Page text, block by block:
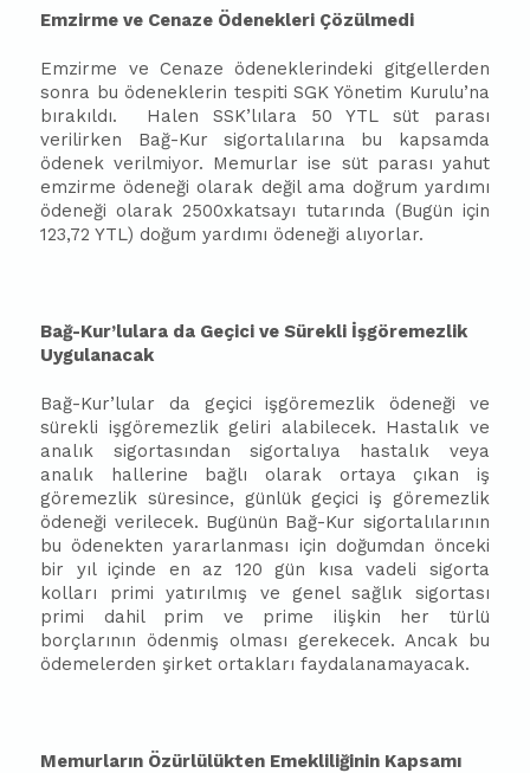
Emzirme ve Cenaze Ödenekleri Çözülmedi
Emzirme ve Cenaze ödeneklerindeki gitgellerden
sonra bu ödeneklerin tespiti SGK Yönetim Kurulu’na
bırakıldı.
Halen SSK’lılara 50 YTL süt parası
verilirken Bağ-Kur sigortalılarına bu kapsamda
ödenek verilmiyor. Memurlar ise süt parası yahut
emzirme ödeneği olarak değil ama doğrum yardımı
ödeneği olarak 2500xkatsayı tutarında (Bugün için
123,72 YTL) doğum yardımı ödeneği alıyorlar.
Bağ-Kur’lulara da Geçici ve Sürekli İşgöremezlik
Uygulanacak
Bağ-Kur’lular da geçici işgöremezlik ödeneği ve
sürekli işgöremezlik geliri alabilecek. Hastalık ve
analık sigortasından sigortalıya hastalık veya
analık hallerine bağlı olarak ortaya çıkan iş
göremezlik süresince, günlük geçici iş göremezlik
ödeneği verilecek. Bugünün Bağ-Kur sigortalılarının
bu ödenekten yararlanması için doğumdan önceki
bir yıl içinde en az 120 gün kısa vadeli sigorta
kolları primi yatırılmış ve genel sağlık sigortası
primi dahil prim ve prime ilişkin her türlü
borçlarının ödenmiş olması gerekecek. Ancak bu
ödemelerden şirket ortakları faydalanamayacak.
Memurların Özürlülükten Emekliliğinin Kapsamı